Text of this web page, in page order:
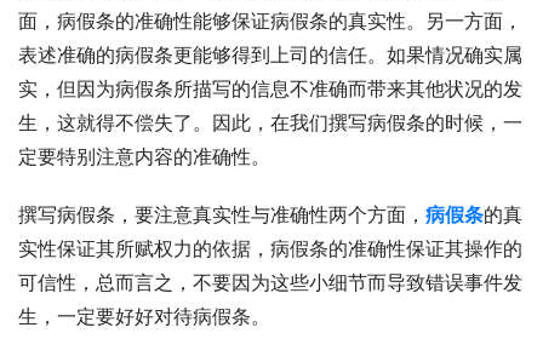
面，病假条的准确性能够保证病假条的真实性。另一方面，
表述准确的病假条更能够得到上司的信任。如果情况确实属
实，但因为病假条所描写的信息不准确而带来其他状况的发
生，这就得不偿失了。因此，在我们撰写病假条的时候，一
定要特别注意内容的准确性。
撰写病假条，要注意真实性与准确性两个方面， 病假条的真
实性保证其所赋权力的依据，病假条的准确性保证其操作的
可信性，总而言之，不要因为这些小细节而导致错误事件发
生，一定要好好对待病假条。